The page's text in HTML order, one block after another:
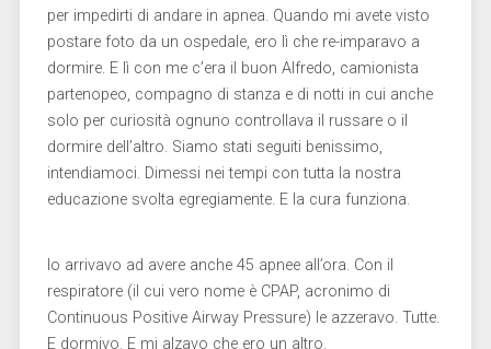
per impedirti di andare in apnea. Quando mi avete visto
postare foto da un ospedale, ero lì che re-imparavo a
dormire. E lì con me c’era il buon Alfredo, camionista
partenopeo, compagno di stanza e di notti in cui anche
solo per curiosità ognuno controllava il russare o il
dormire dell’altro. Siamo stati seguiti benissimo,
intendiamoci. Dimessi nei tempi con tutta la nostra
educazione svolta egregiamente. E la cura funziona.
Io arrivavo ad avere anche 45 apnee all’ora. Con il
respiratore (il cui vero nome è CPAP, acronimo di
Continuous Positive Airway Pressure) le azzeravo. Tutte.
E dormivo. E mi alzavo che ero un altro.